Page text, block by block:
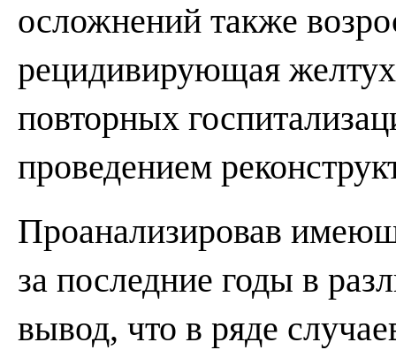
осложнений также
рецидивирующая
повторных
проведением
Проанализировав
за последние годы в
вывод, что в ряде